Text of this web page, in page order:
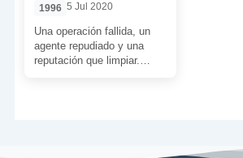
1996 5 Jul 2020
Una operación fallida, un
agente repudiado y una
reputación que limpiar.